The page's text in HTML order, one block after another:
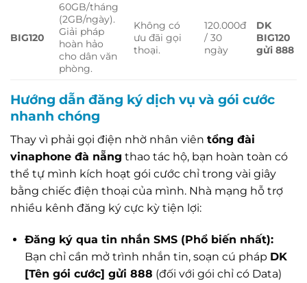
BIG120
60GB/tháng
(2GB/ngày).
Giải pháp
hoàn hảo
cho dân văn
phòng.
Không có
ưu đãi gọi
thoại.
120.000đ
/ 30
ngày
DK
BIG120
gửi 888
Hướng dẫn đăng ký dịch vụ và gói cước
nhanh chóng
Thay vì phải gọi điện nhờ nhân viên tổng đài
vinaphone đà nẵng thao tác hộ, bạn hoàn toàn có
thể tự mình kích hoạt gói cước chỉ trong vài giây
bằng chiếc điện thoại của mình. Nhà mạng hỗ trợ
nhiều kênh đăng ký cực kỳ tiện lợi:
Đăng ký qua tin nhắn SMS (Phổ biến nhất):
Bạn chỉ cần mở trình nhắn tin, soạn cú pháp DK
[Tên gói cước] gửi 888 (đối với gói chỉ có Data)